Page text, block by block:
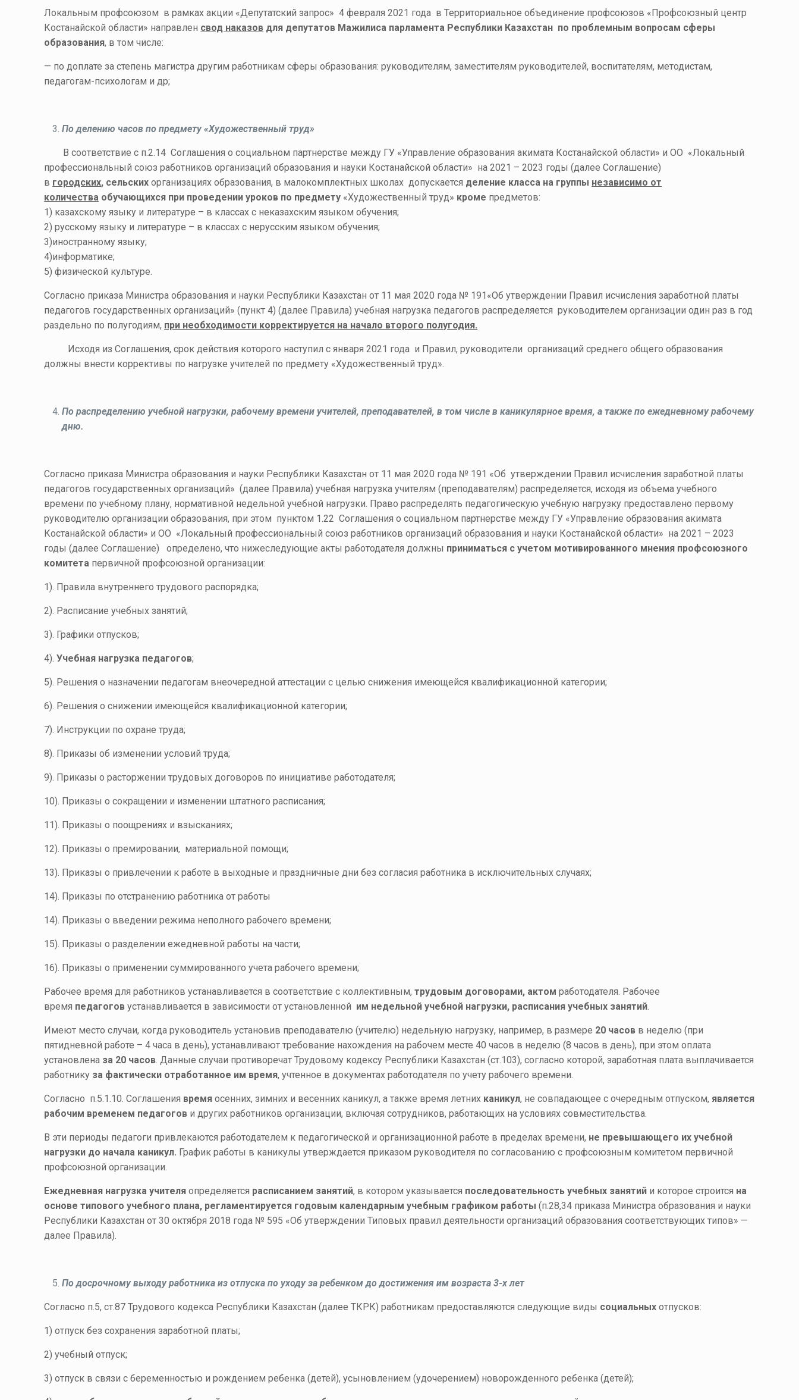
Локальным профсоюзом в рамках акции «Депутатский запрос» 4 февраля 2021 года в Территориальное объединение профсоюзов «Профсоюзный центр
Костанайской области» направлен свод наказов для депутатов Мажилиса парламента Республики Казахстан по проблемным вопросам сферы
образования, в том числе:
— по доплате за степень магистра другим работникам сферы образования: руководителям, заместителям руководителей, воспитателям, методистам,
педагогам-психологам и др;
По делению часов по предмету «Художественный труд»
В соответствие с п.2.14 Соглашения о социальном партнерстве между ГУ «Управление образования акимата Костанайской области» и ОО «Локальный
профессиональный союз работников организаций образования и науки Костанайской области» на 2021 – 2023 годы (далее Соглашение)
в городских, сельских организациях образования, в малокомплектных школах допускается деление класса на группы независимо от
количества обучающихся при проведении уроков по предмету «Художественный труд» кроме предметов:
1) казахскому языку и литературе – в классах с неказахским языком обучения;
2) русскому языку и литературе – в классах с нерусским языком обучения;
3)иностранному языку;
4)информатике;
5) физической культуре.
Согласно приказа Министра образования и науки Республики Казахстан от 11 мая 2020 года № 191«Об утверждении Правил исчисления заработной платы
педагогов государственных организаций» (пункт 4) (далее Правила) учебная нагрузка педагогов распределяется руководителем организации один раз в год
раздельно по полугодиям, при необходимости корректируется на начало второго полугодия.
Исходя из Соглашения, срок действия которого наступил с января 2021 года и Правил, руководители организаций среднего общего образования
должны внести коррективы по нагрузке учителей по предмету «Художественный труд».
По распределению учебной нагрузки, рабочему времени учителей, преподавателей, в том числе в каникулярное время, а также по ежедневному рабочему
дню.
Согласно приказа Министра образования и науки Республики Казахстан от 11 мая 2020 года № 191 «Об утверждении Правил исчисления заработной платы
педагогов государственных организаций» (далее Правила) учебная нагрузка учителям (преподавателям) распределяется, исходя из объема учебного
времени по учебному плану, нормативной недельной учебной нагрузки. Право распределять педагогическую учебную нагрузку предоставлено первому
руководителю организации образования, при этом пунктом 1.22 Соглашения о социальном партнерстве между ГУ «Управление образования акимата
Костанайской области» и ОО «Локальный профессиональный союз работников организаций образования и науки Костанайской области» на 2021 – 2023
годы (далее Соглашение) определено, что нижеследующие акты работодателя должны приниматься с учетом мотивированного мнения профсоюзного
комитета первичной профсоюзной организации:
1). Правила внутреннего трудового распорядка;
2). Расписание учебных занятий;
3). Графики отпусков;
4).Учебная нагрузка педагогов;
5). Решения о назначении педагогам внеочередной аттестации с целью снижения имеющейся квалификационной категории;
6). Решения о снижении имеющейся квалификационной категории;
7). Инструкции по охране труда;
8). Приказы об изменении условий труда;
9). Приказы о расторжении трудовых договоров по инициативе работодателя;
10). Приказы о сокращении и изменении штатного расписания;
11). Приказы о поощрениях и взысканиях;
12). Приказы о премировании, материальной помощи;
13). Приказы о привлечении к работе в выходные и праздничные дни без согласия работника в исключительных случаях;
14). Приказы по отстранению работника от работы
14). Приказы о введении режима неполного рабочего времени;
15). Приказы о разделении ежедневной работы на части;
16). Приказы о применении суммированного учета рабочего времени;
Рабочее время для работников устанавливается в соответствие с коллективным,трудовым договорами, актом работодателя. Рабочее
время педагогов устанавливается в зависимости от установленной им недельной учебной нагрузки, расписания учебных занятий.
Имеют место случаи, когда руководитель установив преподавателю (учителю) недельную нагрузку, например, в размере 20 часов в неделю (при
пятидневной работе – 4 часа в день), устанавливают требование нахождения на рабочем месте 40 часов в неделю (8 часов в день), при этом оплата
установлена за 20 часов. Данные случаи противоречат Трудовому кодексу Республики Казахстан (ст.103), согласно которой, заработная плата выплачивается
работнику за фактически отработанное им время, учтенное в документах работодателя по учету рабочего времени.
Согласно п.5.1.10. Соглашения время осенних, зимних и весенних каникул, а также время летних каникул, не совпадающее с очередным отпуском, является
рабочим временем педагогов и других работников организации, включая сотрудников, работающих на условиях совместительства.
В эти периоды педагоги привлекаются работодателем к педагогической и организационной работе в пределах времени, не превышающего их учебной
нагрузки до начала каникул. График работы в каникулы утверждается приказом руководителя по согласованию с профсоюзным комитетом первичной
профсоюзной организации.
Ежедневная нагрузка учителя определяется расписанием занятий, в котором указывается последовательность учебных занятий и которое строится на
основе типового учебного плана, регламентируется годовым календарным учебным графиком работы (п.28,34 приказа Министра образования и науки
Республики Казахстан от 30 октября 2018 года № 595 «Об утверждении Типовых правил деятельности организаций образования соответствующих типов» —
далее Правила).
По досрочному выходу работника из отпуска по уходу за ребенком до достижения им возраста 3-х лет
Согласно п.5, ст.87 Трудового кодекса Республики Казахстан (далее ТКРК) работникам предоставляются следующие виды социальных отпусков:
1) отпуск без сохранения заработной платы;
2) учебный отпуск;
3) отпуск в связи с беременностью и рождением ребенка (детей), усыновлением (удочерением) новорожденного ребенка (детей);